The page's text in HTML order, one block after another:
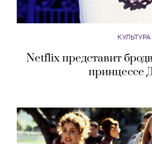
КУЛЬТУРА
Netflix представит
принцессе